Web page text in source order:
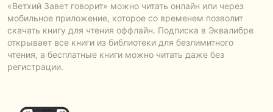
«Ветхий Завет говорит» можно читать онлайн или через
мобильное приложение, которое со временем позволит
скачать книгу для чтения оффлайн. Подписка в Эквалибре
открывает все книги из библиотеки для безлимитного
чтения, а бесплатные книги можно читать даже без
регистрации.